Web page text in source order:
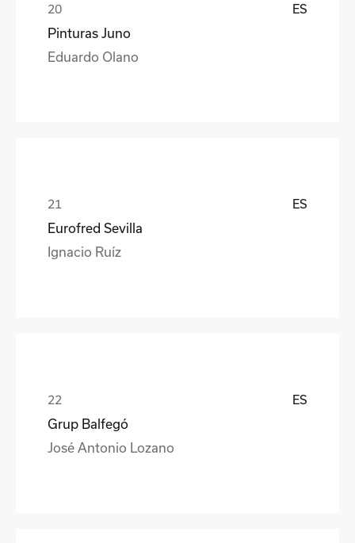
ES
Pinturas Juno
Eduardo Olano
ES
Eurofred Sevilla
Ignacio Ruíz
ES
Grup Balfegó
José Antonio Lozano